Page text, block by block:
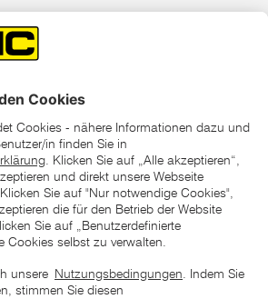
der niedrigste von uns in den letzten 30
vor Beginn dieser Aktion verlangte Preis
UVP Preisen auf dieser Website sind die
zu verstehen